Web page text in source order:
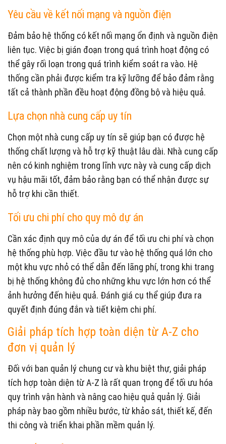
Yêu cầu về kết nối mạng và nguồn điện
Đảm bảo hệ thống có kết nối mạng ổn định và nguồn điện
liên tục. Việc bị gián đoạn trong quá trình hoạt động có
thể gây rối loạn trong quá trình kiểm soát ra vào. Hệ
thống cần phải được kiểm tra kỹ lưỡng để bảo đảm rằng
tất cả thành phần đều hoạt động đồng bộ và hiệu quả.
Lựa chọn nhà cung cấp uy tín
Chọn một nhà cung cấp uy tín sẽ giúp bạn có được hệ
thống chất lượng và hỗ trợ kỹ thuật lâu dài. Nhà cung cấp
nên có kinh nghiệm trong lĩnh vực này và cung cấp dịch
vụ hậu mãi tốt, đảm bảo rằng bạn có thể nhận được sự
hỗ trợ khi cần thiết.
Tối ưu chi phí cho quy mô dự án
Cần xác định quy mô của dự án để tối ưu chi phí và chọn
hệ thống phù hợp. Việc đầu tư vào hệ thống quá lớn cho
một khu vực nhỏ có thể dẫn đến lãng phí, trong khi trang
bị hệ thống không đủ cho những khu vực lớn hơn có thể
ảnh hưởng đến hiệu quả. Đánh giá cụ thể giúp đưa ra
quyết định đúng đắn và tiết kiệm chi phí.
Giải pháp tích hợp toàn diện từ A-Z cho
đơn vị quản lý
Đối với ban quản lý chung cư và khu biệt thự, giải pháp
tích hợp toàn diện từ A-Z là rất quan trọng để tối ưu hóa
quy trình vận hành và nâng cao hiệu quả quản lý. Giải
pháp này bao gồm nhiều bước, từ khảo sát, thiết kế, đến
thi công và triển khai phần mềm quản lý.